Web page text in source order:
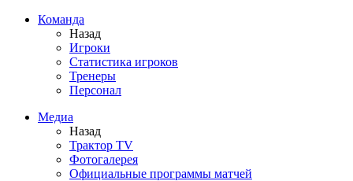
Команда
Назад
Игроки
Статистика игроков
Тренеры
Персонал
Медиа
Назад
Трактор TV
Фотогалерея
Официальные программы матчей